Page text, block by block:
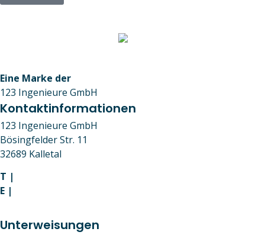
Eine Marke der
123 Ingenieure GmbH
Kontaktinformationen
123 Ingenieure GmbH
Bösingfelder Str. 11
32689 Kalletal
T |
E |
Unterweisungen